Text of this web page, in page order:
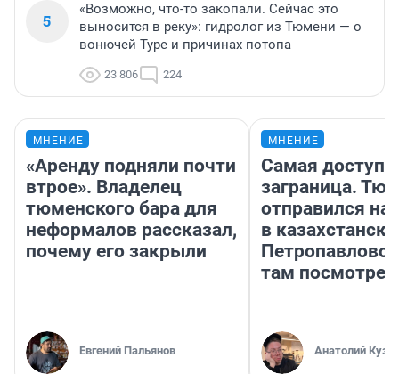
5
«Возможно, что-то закопали. Сейчас это
выносится в реку»: гидролог из Тюмени — о
вонючей Туре и причинах потопа
23 806 224
МНЕНИЕ
«Аренду подняли почти
втрое». Владелец
тюменского бара для
неформалов рассказал,
почему его закрыли
Евгений Пальянов
МНЕНИЕ
Самая
заграница.
отправился
в
там
Анатолий